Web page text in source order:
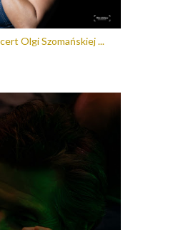
Olgi Szomańskiej ...